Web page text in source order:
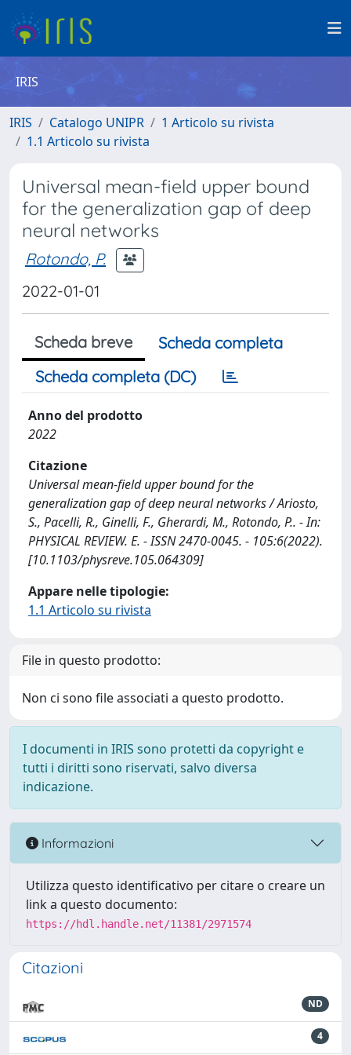
IRIS
IRIS Catalogo UNIPR
1 Articolo su rivista
1.1 Articolo su rivista
Universal mean-field upper bound
for the generalization gap of deep
neural networks
Rotondo, P.
2022-01-01
Scheda breve
Scheda completa
Scheda completa (DC)
Anno del prodotto
2022
Citazione
Universal mean-field upper bound for the
generalization gap of deep neural networks / Ariosto,
S., Pacelli, R., Ginelli, F., Gherardi, M., Rotondo, P.. - In:
PHYSICAL REVIEW. E. - ISSN 2470-0045. - 105:6(2022).
[10.1103/physreve.105.064309]
Appare nelle tipologie:
1.1 Articolo su rivista
File in questo prodotto:
Non ci sono file associati a questo prodotto.
I documenti in IRIS sono protetti da copyright e
tutti i diritti sono riservati, salvo diversa
indicazione.
Informazioni
Utilizza questo identificativo per citare o creare un
link a questo documento:
https://hdl.handle.net/11381/2971574
Citazioni
ND
4